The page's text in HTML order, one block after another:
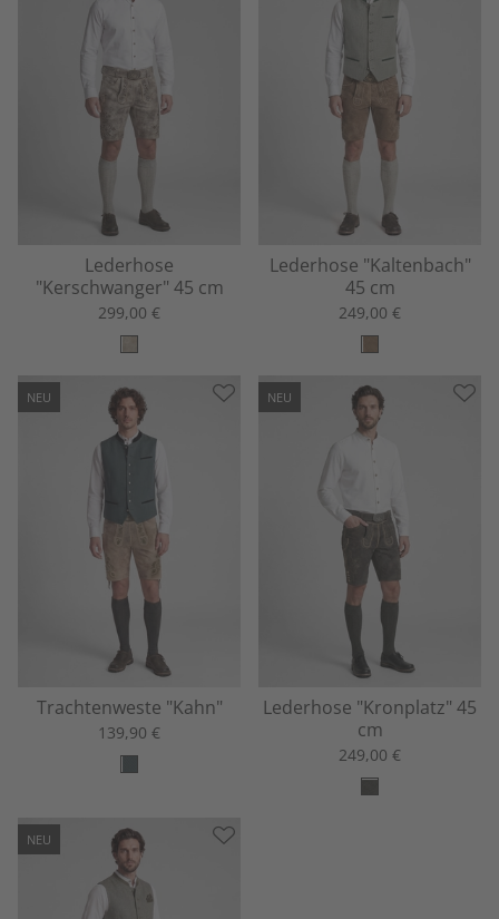
Lederhose
"Kerschwanger" 45 cm
299,00 €
Lederhose "Kaltenbach"
45 cm
249,00 €
NEU
Trachtenweste "Kahn"
139,90 €
NEU
Lederhose "Kronplatz" 45
cm
249,00 €
NEU